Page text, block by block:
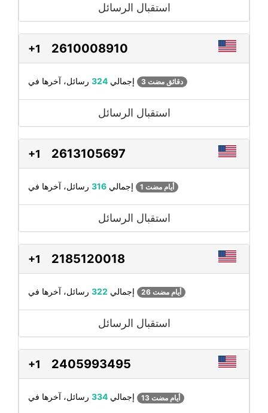
استقبال الرسائل
+1 2610008910
إجمالي 324 3 دقائق مضت
استقبال الرسائل
+1 2613105697
إجمالي 316 1 أيام مضت
استقبال الرسائل
+1 2185120018
إجمالي 322 26 أيام مضت
استقبال الرسائل
+1 2405993495
إجمالي 334 13 أيام مضت